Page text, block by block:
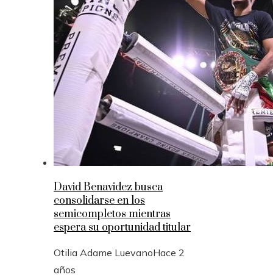
David Benavidez busca
consolidarse en los
semicompletos mientras
espera su oportunidad titular
Otilia Adame LuevanoHace 2
años